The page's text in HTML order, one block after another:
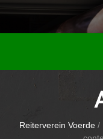
Reiterverein Voerde /